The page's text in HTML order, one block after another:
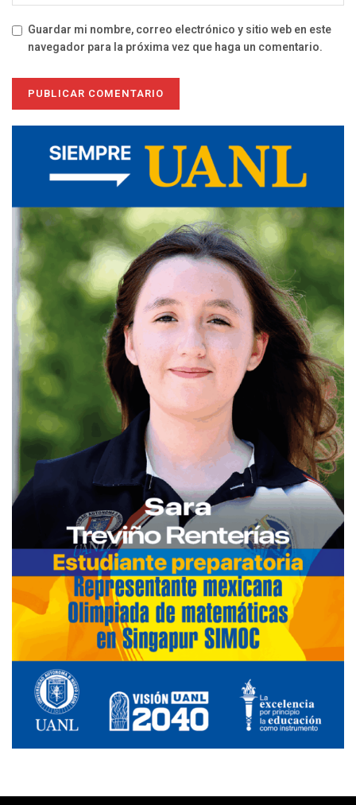
Guardar mi nombre, correo electrónico y sitio web en este
navegador para la próxima vez que haga un comentario.